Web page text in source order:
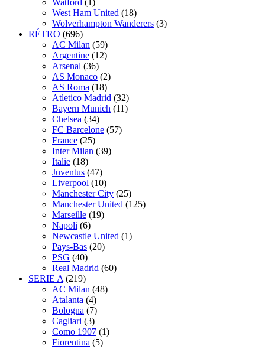
West Ham United (18)
Wolverhampton Wanderers (3)
RÉTRO (696)
AC Milan (59)
Argentine (12)
Arsenal (36)
AS Monaco (2)
AS Roma (18)
Atletico Madrid (32)
Bayern Munich (11)
Chelsea (34)
FC Barcelone (57)
France (25)
Inter Milan (39)
Italie (18)
Juventus (47)
Liverpool (10)
Manchester City (25)
Manchester United (125)
Marseille (19)
Napoli (6)
Newcastle United (1)
Pays-Bas (20)
PSG (40)
Real Madrid (60)
SERIE A (219)
AC Milan (48)
Atalanta (4)
Bologna (7)
Cagliari (3)
Como 1907 (1)
Fiorentina (5)